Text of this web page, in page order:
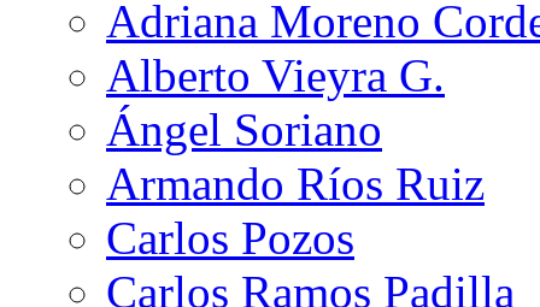
Adriana Moreno
Alberto Vieyra G.
Ángel Soriano
Armando Ríos Ruiz
Carlos Pozos
Carlos Ramos Padilla